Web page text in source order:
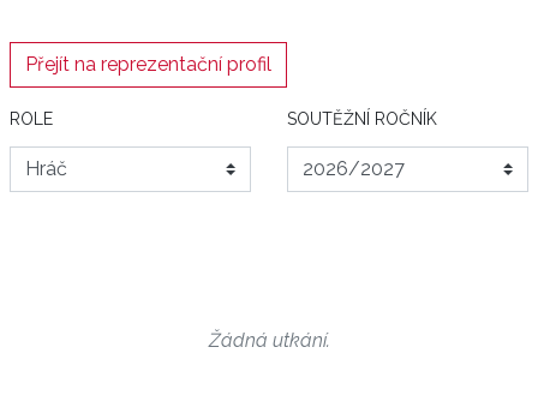
Přejít na reprezentační profil
ROLE SOUTĚŽNÍ ROČNÍK
Žádná utkání.